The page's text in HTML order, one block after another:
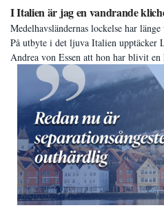
I Italien är jag en vandrande
Medelhavsländernas lockelse har
På utbyte i det ljuva Italien upptäcker
Andrea von Essen att hon har blivit en